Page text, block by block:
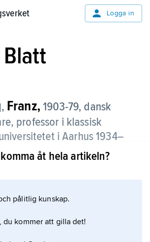
Logga in
Blatt
, Franz, 1903-79, dansk
professor i klassisk
i Aarhus 1934–
universitetets rektor.
märks
åt hela artikeln?
pålitlig kunskap.
du kommer att gilla det!